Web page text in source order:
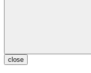
close